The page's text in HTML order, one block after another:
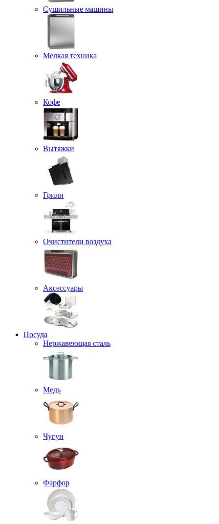
Сушильные машины
Мелкая техника
Кофе
Вытяжки
Грили
Очистители воздуха
Аксессуары
Посуда
Нержавеющая сталь
Медь
Чугун
Фарфор